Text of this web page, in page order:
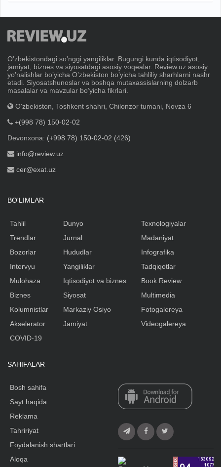
Oʼzbekistondagi soʼnggi yangiliklar. Bugungi kunda iqtisodiyot,
jamiyat, biznes va siyosatdagi asosiy voqealar. Review.uz asosiy
yoʼnalishlar boʼyicha Oʼzbekiston boʼyicha tahliliy sharhlarni nashr
etadi. Siyosatshunoslar va boshqa mutaxassislarning dolzarb
masalalar va mavzular boʼyicha fikrlari.
O'zbekiston, Toshkent shahri, Chilonzor tumani, Novza 6
+(998 78) 150-02-02
Devonxona: (+998 78) 150-02-02 (426)
info@review.uz
cer@exat.uz
BO'LIMLAR
Tahlil
Trendlar
Bozorlar
Intervyu
Mulohaza
Biznes
Kolumnistlar
Akselerator
Dunyo
Jurnal
Hududlar
Yangiliklar
Iqtisodiyot va biznes
Siyosat
Markaziy Osiyo
Jamiyat
Texnologiyalar
Madaniyat
Infografika
Tadqiqotlar
Book Review
Multimedia
Fotogalereya
Videogalereya
COVID-19
SAHIFALAR
Bosh sahifa
Sayt haqida
Reklama
Tahririyat
Foydalanish shartlari
Aloqa